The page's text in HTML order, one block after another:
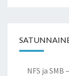
NFS ja SMB